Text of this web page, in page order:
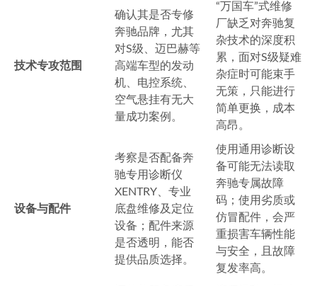
技术专攻范围
确认其是否专修
奔驰品牌，尤其
对S级、迈巴赫等
高端车型的发动
机、电控系统、
空气悬挂有无大
量成功案例。
“万国车”式维修
厂缺乏对奔驰复
杂技术的深度积
累，面对S级疑难
杂症时可能束手
无策，只能进行
简单更换，成本
高昂。
设备与配件
考察是否配备奔
驰专用诊断仪
XENTRY、专业
底盘维修及定位
设备；配件来源
是否透明，能否
提供品质选择。
使用通用诊断设
备可能无法读取
奔驰专属故障
码；使用劣质或
仿冒配件，会严
重损害车辆性能
与安全，且故障
复发率高。